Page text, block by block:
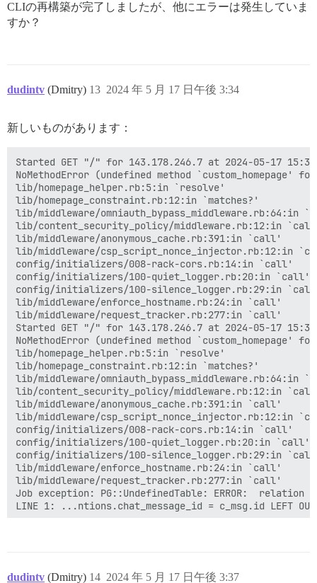
CLIの再構築が完了しましたが、他にエラーは発生していま
すか？
dudintv (Dmitry) 2024 年 5 月 17 日午後 3:34
13
新しいものがあります：
Started GET "/" for 143.178.246.7 at 2024-05-17
NoMethodError (undefined method `custom_homepage'
lib/homepage_helper.rb:5:in `resolve'
lib/homepage_constraint.rb:12:in `matches?'
lib/middleware/omniauth_bypass_middleware.rb:64:in
lib/content_security_policy/middleware.rb:12:in
lib/middleware/anonymous_cache.rb:391:in `call'
lib/middleware/csp_script_nonce_injector.rb:12:in
config/initializers/008-rack-cors.rb:14:in `call'
config/initializers/100-quiet_logger.rb:20:in `call'
config/initializers/100-silence_logger.rb:29:in
lib/middleware/enforce_hostname.rb:24:in `call'
lib/middleware/request_tracker.rb:277:in `call'
Started GET "/" for 143.178.246.7 at 2024-05-17
NoMethodError (undefined method `custom_homepage'
lib/homepage_helper.rb:5:in `resolve'
lib/homepage_constraint.rb:12:in `matches?'
lib/middleware/omniauth_bypass_middleware.rb:64:in
lib/content_security_policy/middleware.rb:12:in
lib/middleware/anonymous_cache.rb:391:in `call'
lib/middleware/csp_script_nonce_injector.rb:12:in
config/initializers/008-rack-cors.rb:14:in `call'
config/initializers/100-quiet_logger.rb:20:in `call'
config/initializers/100-silence_logger.rb:29:in
lib/middleware/enforce_hostname.rb:24:in `call'
lib/middleware/request_tracker.rb:277:in `call'
Job exception: PG::UndefinedTable: ERROR:
LINE 1: ...ntions.chat_message_id = c_msg.id LEFT
NoMethodError (undefined method `custom_homepage'
dudintv (Dmitry) 2024 年 5 月 17 日午後 3:37
14